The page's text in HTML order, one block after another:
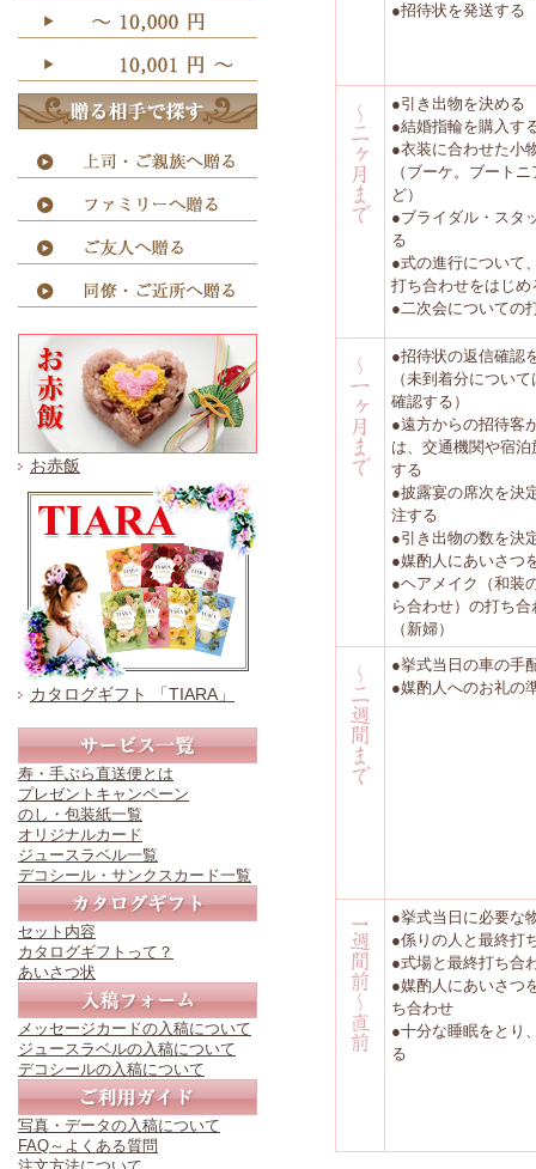
お赤飯
カタログギフト 「TIARA」
寿・手ぶら直送便とは
プレゼントキャンペーン
のし・包装紙一覧
オリジナルカード
ジュースラベル一覧
デコシール・サンクスカード一覧
セット内容
カタログギフトって？
あいさつ状
メッセージカードの入稿について
ジュースラベルの入稿について
デコシールの入稿について
写真・データの入稿について
FAQ～よくある質問
●招待状を発送する
●引き出物を決める
●結婚指輪を購入す
●衣装に合わせた小
（ブーケ。ブート
ど）
●ブライダル・スタ
る
●式の進行について
打ち合わせをはじめ
●二次会についての
●招待状の返信確認
（未到着分につい
確認する）
●遠方からの招待客
は、交通機関や宿泊
する
●披露宴の席次を決
注する
●引き出物の数を決
●媒酌人にあいさつ
●ヘアメイク（和装
ら合わせ）の打ち
（新婦）
●挙式当日の車の手
●媒酌人へのお礼の
●挙式当日に必要な
●係りの人と最終打
●式場と最終打ち合
●媒酌人にあいさつ
ち合わせ
●十分な睡眠をとり
る